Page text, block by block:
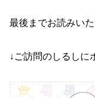
最後までお読みい
↓ご訪問のしるしに